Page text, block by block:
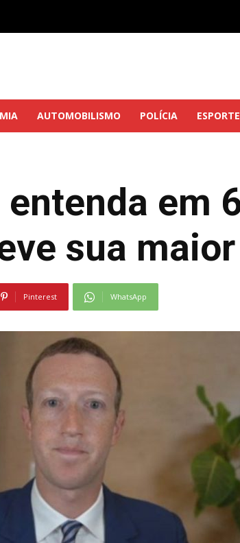
AUTOMOBILISMO POLÍCIA ESPORTE
entenda em
sua
Pinterest WhatsApp